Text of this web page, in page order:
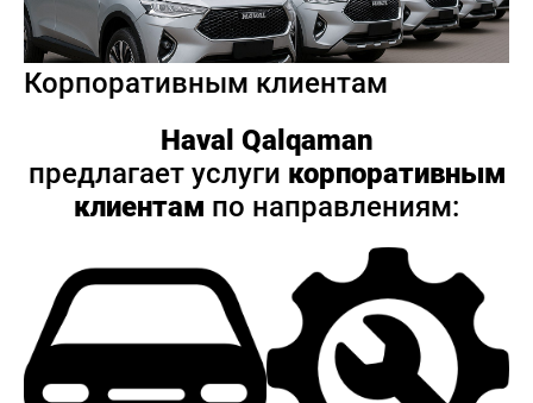
Корпоративным клиентам
Haval Qalqaman
предлагает услуги корпоративным
клиентам по направлениям: